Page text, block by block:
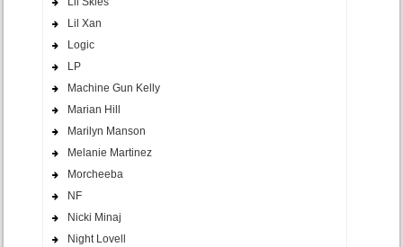
Lil Xan
Logic
LP
Machine Gun Kelly
Marian Hill
Marilyn Manson
Melanie Martinez
Morcheeba
NF
Nicki Minaj
Night Lovell